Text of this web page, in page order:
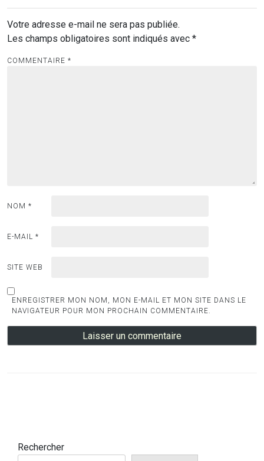
Votre adresse e-mail ne sera pas publiée.
Les champs obligatoires sont indiqués avec *
COMMENTAIRE *
NOM *
E-MAIL *
SITE WEB
ENREGISTRER MON NOM, MON E-MAIL ET MON SITE DANS LE
NAVIGATEUR POUR MON PROCHAIN COMMENTAIRE.
Rechercher